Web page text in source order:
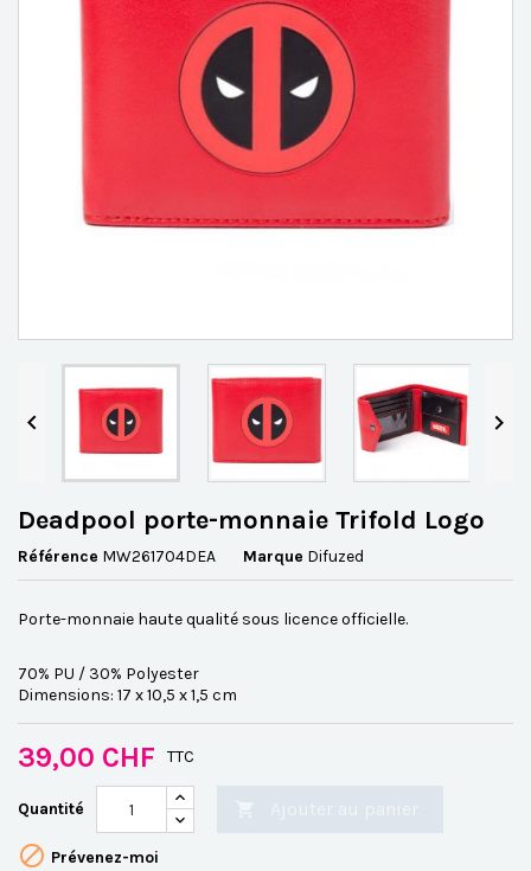
 
Deadpool porte-monnaie Trifold Logo
Référence MW261704DEA Marque Difuzed
Porte-monnaie haute qualité sous licence officielle.
70% PU / 30% Polyester
Dimensions: 17 x 10,5 x 1,5 cm
39,00 CHF TTC
Quantité
 Prévenez-moi